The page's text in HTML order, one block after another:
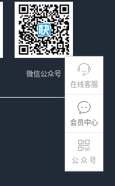
在线客服
会员中心
公 众 号
微信公众号